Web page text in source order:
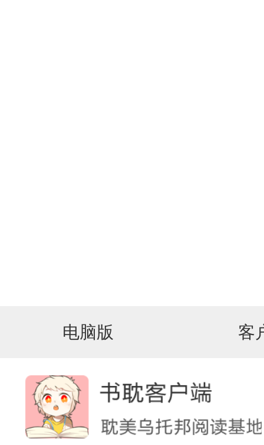
电脑版 客